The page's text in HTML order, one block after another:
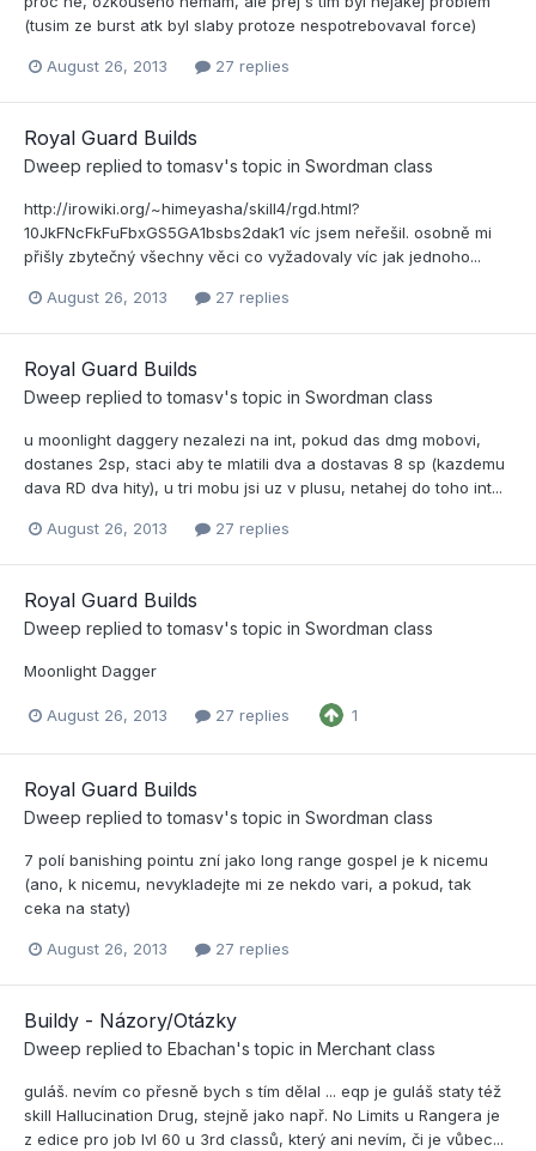
(tusim ze burst atk byl slaby protoze nespotrebovaval force)
August 26, 2013 27 replies
Royal Guard Builds
Dweep replied totomasv's topic in Swordman class
http://irowiki.org/~himeyasha/skill4/rgd.html?
10JkFNcFkFuFbxGS5GA1bsbs2dak1 víc jsem neřešil. osobně mi
přišly zbytečný všechny věci co vyžadovaly víc jak jednoho...
August 26, 2013 27 replies
Royal Guard Builds
Dweep replied totomasv's topic in Swordman class
u moonlight daggery nezalezi na int, pokud das dmg mobovi,
dostanes 2sp, staci aby te mlatili dva a dostavas 8 sp (kazdemu
dava RD dva hity), u tri mobu jsi uz v plusu, netahej do toho int...
August 26, 2013 27 replies
Royal Guard Builds
Dweep replied totomasv's topic in Swordman class
Moonlight Dagger
August 26, 2013 27 replies 1
Royal Guard Builds
Dweep replied totomasv's topic in Swordman class
7 polí banishing pointu zní jako long range gospel je k nicemu
(ano, k nicemu, nevykladejte mi ze nekdo vari, a pokud, tak
ceka na staty)
August 26, 2013 27 replies
Buildy - Názory/Otázky
Dweep replied to Ebachan's topic in Merchant class
guláš. nevím co přesně bych s tím dělal ... eqp je guláš staty též
skill Hallucination Drug, stejně jako např. No Limits u Rangera je
z edice pro job lvl 60 u 3rd classů, který ani nevím, či je vůbec...